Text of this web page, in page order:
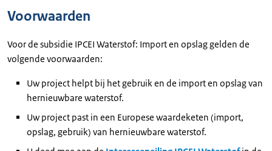
Voorwaarden
Voor de subsidie IPCEI Waterstof: Import en opslag gelden de
volgende voorwaarden:
Uw project helpt bij het gebruik en de import en opslag van
hernieuwbare waterstof.
Uw project past in een Europese waardeketen (import,
opslag, gebruik) van hernieuwbare waterstof.